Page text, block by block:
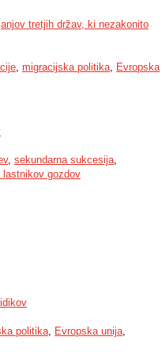
tretjih držav, ki nezakonito
, migracijska politika, Evropska
, sekundarna sukcesija,
lastnikov gozdov
politika, Evropska unija,